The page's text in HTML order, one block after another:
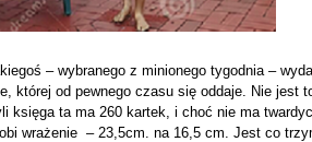
– wybranego z minionego tygodnia –
której od pewnego czasu się oddaje. Nie jest
księga ta ma 260 kartek, i choć nie ma
wrażenie – 23,5cm. na 16,5 cm. Jest co